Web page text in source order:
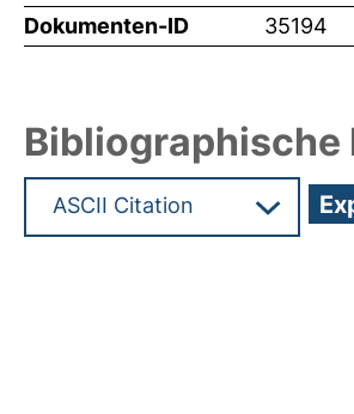
Dokumenten-ID 35194
Bibliographische